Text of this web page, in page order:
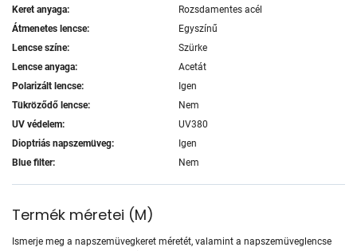
Keret anyaga:
Rozsdamentes acél
Átmenetes lencse:
Egyszínű
Lencse színe:
Szürke
Lencse anyaga:
Acetát
Polarizált lencse:
Igen
Tükröződő lencse:
Nem
UV védelem:
UV380
Dioptriás napszemüveg:
Igen
Blue filter:
Nem
Termék méretei (M)
Ismerje meg a napszemüvegkeret méretét, valamint a napszemüveglencse